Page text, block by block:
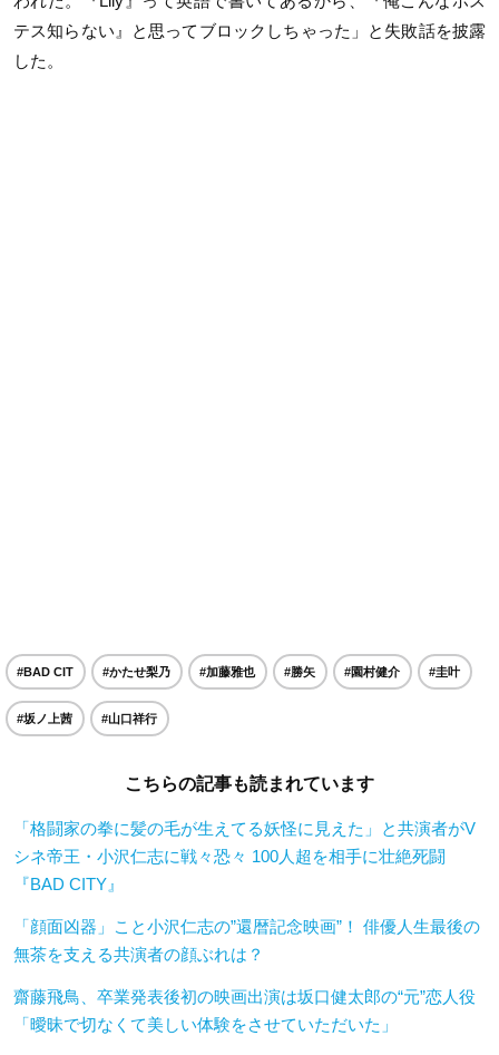
テス知らない』と思ってブロックしちゃった」と失敗話を披露
した。
#BAD CIT #かたせ梨乃 #加藤雅也 #勝矢 #園村健介 #圭叶
#坂ノ上茜 #山口祥行
こちらの記事も読まれています
「格闘家の拳に髪の毛が生えてる妖怪に見えた」と共演者がV
シネ帝王・小沢仁志に戦々恐々 100人超を相手に壮絶死闘
『BAD CITY』
「顔面凶器」こと小沢仁志の”還暦記念映画”！ 俳優人生最後の
無茶を支える共演者の顔ぶれは？
齋藤飛鳥、卒業発表後初の映画出演は坂口健太郎の“元”恋人役
「曖昧で切なくて美しい体験をさせていただいた」